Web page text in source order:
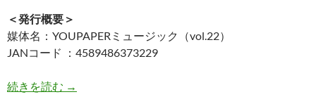
＜発行概要＞
媒体名：YOUPAPERミュージック（vol.22）
JANコード ：4589486373229
続きを読む YOUPAPERミュージック（vol.22）
→